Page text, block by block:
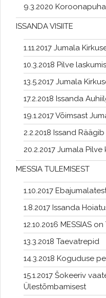
9.3.2020
ISSANDA VISIITE
1.11.2017 Jumala
10.3.2018 Pilve
13.5.2017 Jumala
17.2.2018 Issanda
19.1.2017 Võimsast
2.2.2018 Issand
20.2.2017 Jumala
MESSIA TULEMISEST
1.10.2017
1.8.2017 Issanda
12.10.2016 MESSIAS
13.3.2018 Taevatrepid
14.3.2018 Koguduse
15.1.2017 Šokeeriv
Ülestõmbamisest